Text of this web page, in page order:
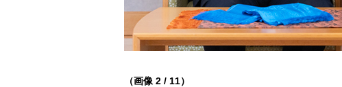
（画像 2 / 11）